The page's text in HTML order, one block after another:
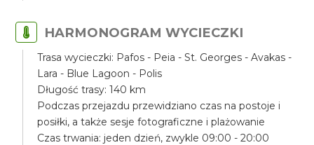
HARMONOGRAM WYCIECZKI
Trasa wycieczki: Pafos - Peia - St. Georges - Avakas -
Lara - Blue Lagoon - Polis
Długość trasy: 140 km
Podczas przejazdu przewidziano czas na postoje i
posiłki, a także sesje fotograficzne i plażowanie
Czas trwania: jeden dzień, zwykle 09:00 - 20:00